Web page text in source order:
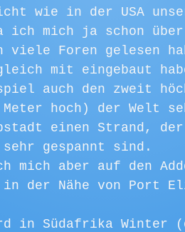
wie in der USA
ich mich ja schon
viele Foren gelesen
mit eingebaut
auch den zweit
hoch) der Welt
einen Strand,
gespannt sind.
mich aber auf den
der Nähe von Port
in Südafrika Winter